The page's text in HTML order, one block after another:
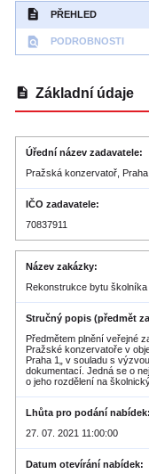
description PŘEHLED
find_in_page PODROBNOSTI
description Základní údaje
Úřední název zadavatele
Pražská konzervatoř, Praha
IČO zadavatele
70837911
Název zakázky
Rekonstrukce bytu
Stručný popis (předmět
Předmětem plnění veřejné
Pražské konzervatoře v
Praha 1„ v souladu s
dokumentací. Jedná se o
o jeho rozdělení na
Lhůta pro podání nabídek
27. 07. 2021 11:00:00
Datum otevírání nabídek